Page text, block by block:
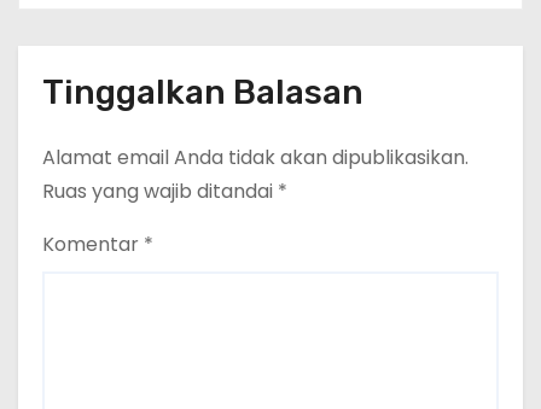
Tinggalkan Balasan
Alamat email Anda tidak akan dipublikasikan.
Ruas yang wajib ditandai *
Komentar *